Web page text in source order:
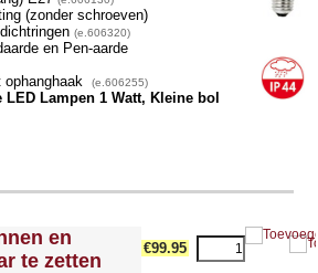
(zonder schroeven)
(e.606320)
en Pen-aarde
(e.606255)
LED Lampen 1 Watt, Kleine bol
en
te zetten
€99.95